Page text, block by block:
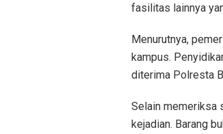
fasilitas lainnya
Menurutnya,
kampus.
diterima Polresta
Selain memeriksa
kejadian. Barang